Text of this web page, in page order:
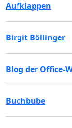
Aufklappen
Birgit Böllinger
Blog der Office-
Buchbube